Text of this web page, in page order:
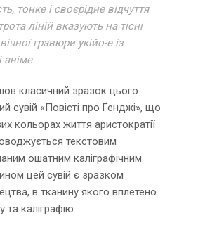
тонке і своєрідне відчуття
ліній вказують на тісні
гравюри укійо-е із
аніме.
класичний зразок цього
сувій «Повісті про Ґенджі», що
кольорах життя аристократії
текстовим
ошатним каліграфічним
цей сувій є зразком
в тканину якого вплетено
та каліграфію.